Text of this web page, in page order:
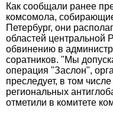
Как сообщали ранее
комсомола,
Петербург, они
областей центральной
обвинению в
соратников. "Мы
операция "Заслон",
преследует, в том
региональных
отметили в комитете